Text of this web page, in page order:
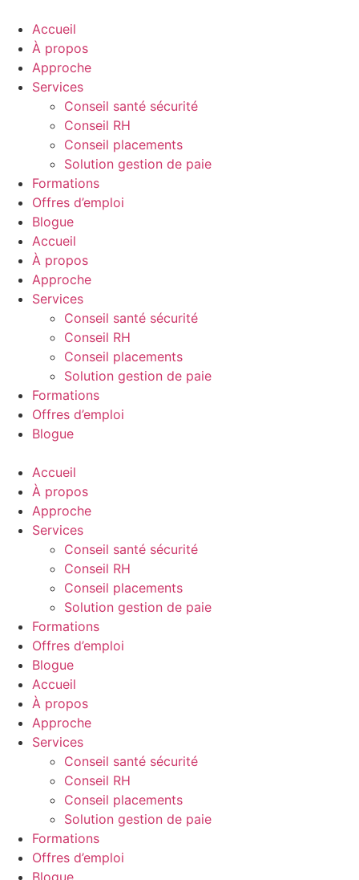
content
Accueil
À propos
Approche
Services
Conseil santé sécurité
Conseil RH
Conseil placements
Solution gestion de paie
Formations
Offres d’emploi
Blogue
Accueil
À propos
Approche
Services
Conseil santé sécurité
Conseil RH
Conseil placements
Solution gestion de paie
Formations
Offres d’emploi
Blogue
Accueil
À propos
Approche
Services
Conseil santé sécurité
Conseil RH
Conseil placements
Solution gestion de paie
Formations
Offres d’emploi
Blogue
Accueil
À propos
Approche
Services
Conseil santé sécurité
Conseil RH
Conseil placements
Solution gestion de paie
Formations
Offres d’emploi
Blogue